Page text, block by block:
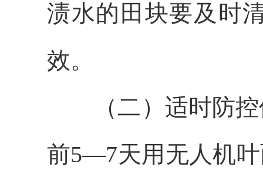
渍水的田块要及时
效。
（二）适时防
前5—7天用无人机